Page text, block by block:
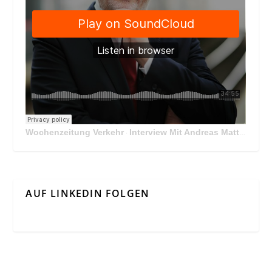
Wochenzeitung Verkehr · Interview Mit Andreas Matthä, CEO der ÖBB Holding
AUF LINKEDIN FOLGEN